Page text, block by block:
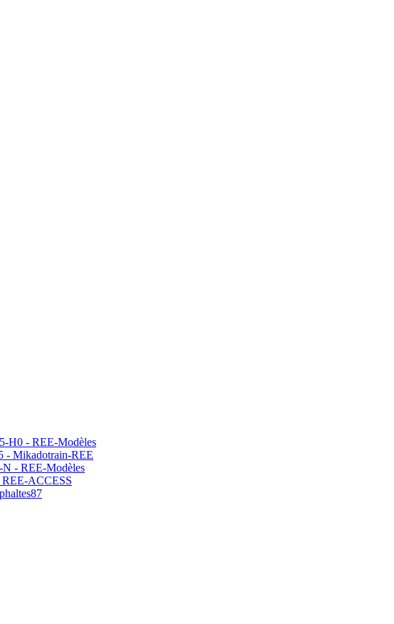
H0 - REE-Modèles
- Mikadotrain-REE
N - REE-Modèles
REE-ACCESS